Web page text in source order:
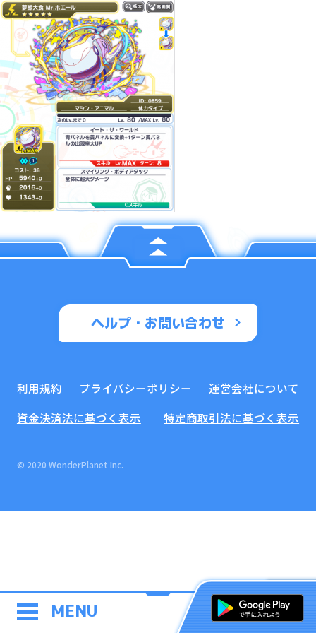
MENU
ヘルプ・お問い合わせ
利用規約 プライバシーポリシー
運営会社について
資金決済法に基づく表示
特定商取引法に基づく表示
© 2020 WonderPlanet Inc.